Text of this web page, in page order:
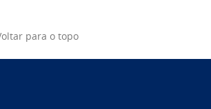
para o topo